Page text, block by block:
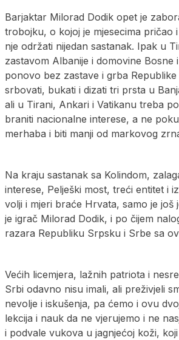
Barjaktar Milorad Dodik opet je
trobojku, o kojoj je mjesecima pričao
nje održati nijedan sastanak. Ipak u
zastavom Albanije i domovine Bosne
ponovo bez zastave i grba
srbovati, bukati i dizati tri prsta u
ali u Tirani, Ankari i Vatikanu treba
braniti nacionalne interese, a ne
merhaba i biti manji od markovog
Na kraju sastanak sa Kolindom,
interese, Pelješki most, treći entitet i
volji i mjeri braće Hrvata, samo je još
je igrač Milorad Dodik, i po čijem
razara Republiku Srpsku i Srbe sa
Većih licemjera, lažnih patriota i
Srbi odavno nisu imali, ali preživjeli
nevolje i iskušenja, pa ćemo i ovu
lekcija i nauk da ne vjerujemo i ne
i podvale vukova u jagnjećoj koži,